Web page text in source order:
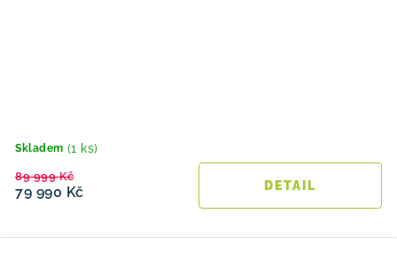
Skladem (1 ks)
79 990 Kč
89 999 Kč